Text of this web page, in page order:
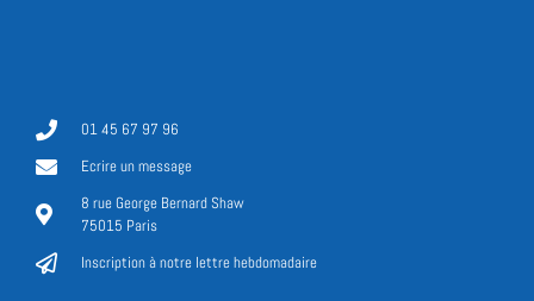
01 45 67 97 96
Ecrire un message
8 rue George Bernard Shaw
75015 Paris
Inscription à notre lettre hebdomadaire